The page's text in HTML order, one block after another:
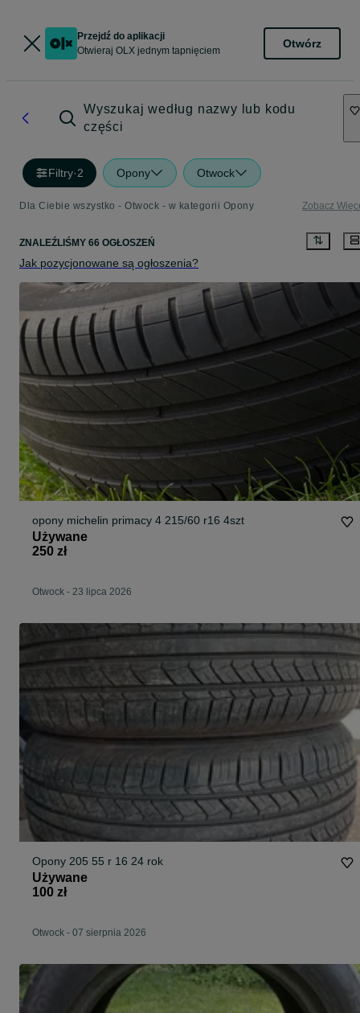
Przejdź do aplikacji
Otwieraj OLX jednym tapnięciem
Otwórz
Wyszukaj według nazwy lub kodu
części
Filtry·2 Opony Otwock
Dla Ciebie wszystko - Otwock - w kategorii Opony Zobacz
ZNALEŹLIŚMY 66 OGŁOSZEŃ
Jak pozycjonowane są ogłoszenia?
opony michelin primacy 4 215/60 r16 4szt
Używane
250 zł
Otwock - 23 lipca 2026
Opony 205 55 r 16 24 rok
Używane
100 zł
Otwock - 07 sierpnia 2026